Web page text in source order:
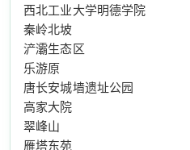
西北工业大学明德学院
秦岭北坡
浐灞生态区
乐游原
唐长安城墙遗址公园
高家大院
翠峰山
雁塔东苑